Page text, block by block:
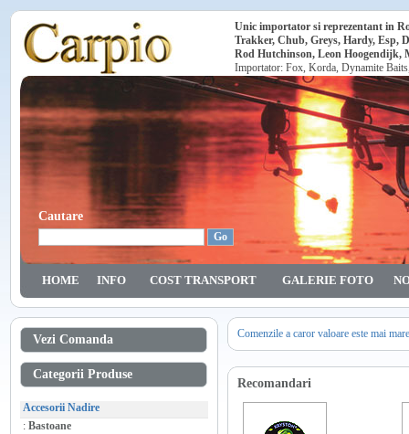
Unic importator si reprezentant in
Trakker, Chub, Greys, Hardy, Esp,
Rod Hutchinson, Leon Hoogendijk,
Importator: Fox, Korda, Dynamite
Cautare
HOME INFO COST TRANSPORT GALERIE FOTO
Vezi Comanda
Categorii Produse
Accesorii Nadire
: Bastoane
Comenzile a caror valoare este mai
Recomandari